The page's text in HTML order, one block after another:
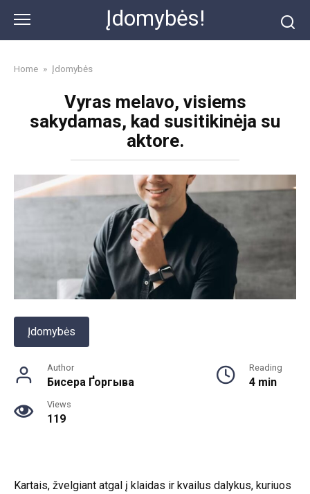
content
Įdomybės!
Home » Įdomybės
Vyras melavo, visiems
sakydamas, kad susitikinėja su
aktore.
Įdomybės
Author
Бисера Ґоргыва
Reading
4 min
Views
119
Kartais, žvelgiant atgal į klaidas ir kvailus dalykus, kuriuos